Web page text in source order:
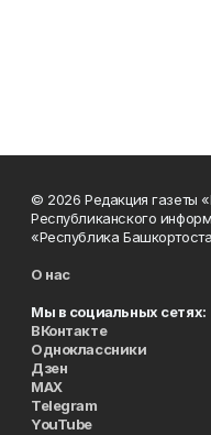
© 2026 Редакция газеты
Республиканского
«Республика
О нас
Мы в социальных сетях:
ВКонтакте
Одноклассники
Дзен
MAX
Telegram
YouTube